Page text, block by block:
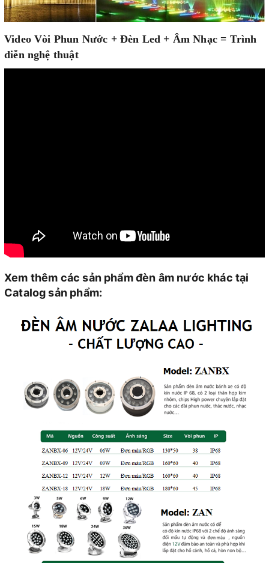
Video Vòi Phun Nước + Đèn Led + Âm Nhạc = Trình
diễn nghệ thuật
Xem thêm các sản phẩm đèn âm nước khác tại
Catalog sản phẩm: